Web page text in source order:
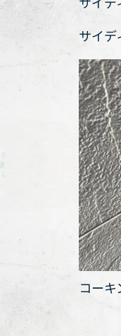
サイデ
コー